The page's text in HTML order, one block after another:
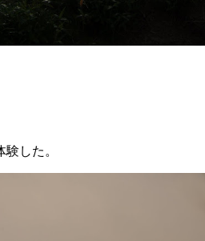
した。